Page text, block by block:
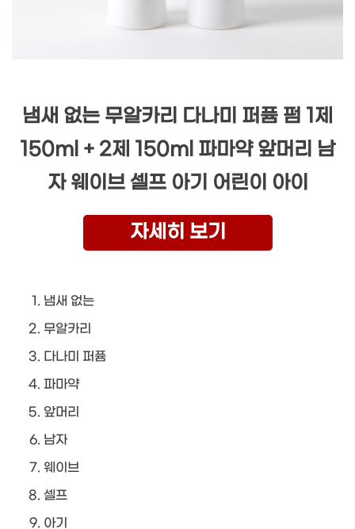
냄새 없는 무알카리 다나미 퍼퓸 펌 1제
150ml + 2제 150ml 파마약 앞머리 남
자 웨이브 셀프 아기 어린이 아이
자세히 보기
냄새 없는
무알카리
다나미 퍼퓸
파마약
앞머리
남자
웨이브
셀프
아기